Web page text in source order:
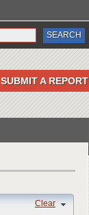
SUBMIT A REPORT
Clear